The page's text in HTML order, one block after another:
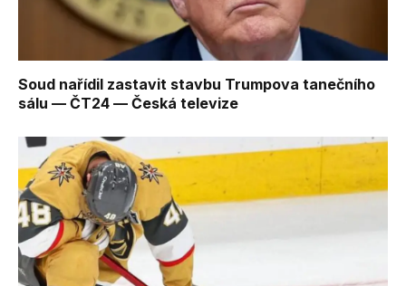
Soud nařídil zastavit stavbu Trumpova tanečního
sálu — ČT24 — Česká televize